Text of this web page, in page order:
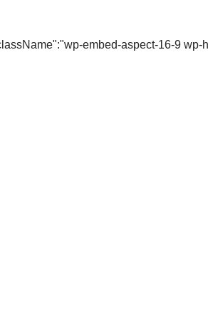
embed-aspect-16-9 wp-